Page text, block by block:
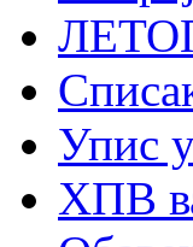
Упис
ХПВ